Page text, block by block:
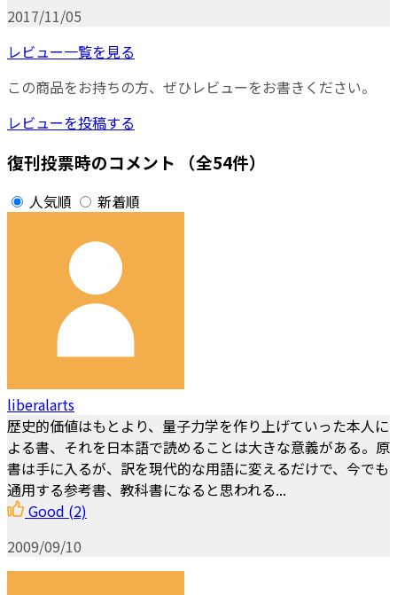
2017/11/05
レビュー一覧を見る
この商品をお持ちの方、ぜひレビューをお書きください。
レビューを投稿する
復刊投票時のコメント （全54件）
人気順 新着順
liberalarts
歴史的価値はもとより、量子力学を作り上げていった本人に
よる書、それを日本語で読めることは大きな意義がある。原
書は手に入るが、訳を現代的な用語に変えるだけで、今でも
通用する参考書、教科書になると思われる...
Good (2)
2009/09/10